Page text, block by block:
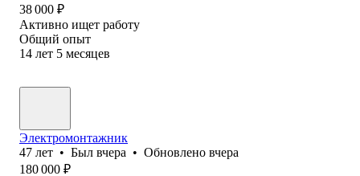
38 000 ₽
Активно ищет работу
Общий опыт
14 лет 5 месяцев
Электромонтажник
47 лет • Был вчера • Обновлено вчера
180 000 ₽